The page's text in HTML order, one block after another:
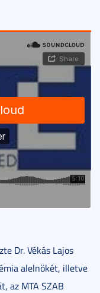
Dr. Vékás Lajos
alelnökét, illetve
az MTA SZAB